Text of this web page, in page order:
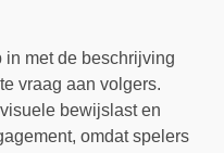
in met de beschrijving
vraag aan volgers.
bewijslast en
omdat spelers